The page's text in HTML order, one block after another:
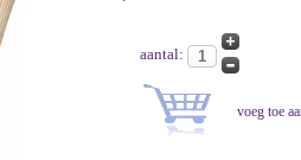
aantal: